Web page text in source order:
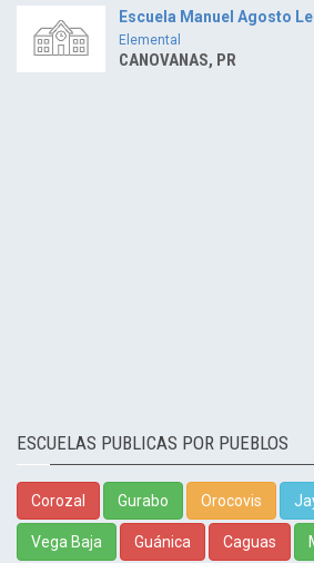
Escuela Manuel Agosto
Elemental
CANOVANAS, PR
ESCUELAS PUBLICAS POR PUEBLOS
Corozal Gurabo Orocovis
Vega Baja Guánica Caguas